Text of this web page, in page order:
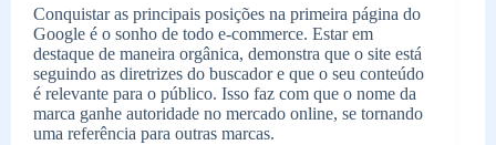
Conquistar as principais posições na primeira página do
Google é o sonho de todo e-commerce. Estar em
destaque de maneira orgânica, demonstra que o site está
seguindo as diretrizes do buscador e que o seu conteúdo
é relevante para o público. Isso faz com que o nome da
marca ganhe autoridade no mercado online, se tornando
uma referência para outras marcas.